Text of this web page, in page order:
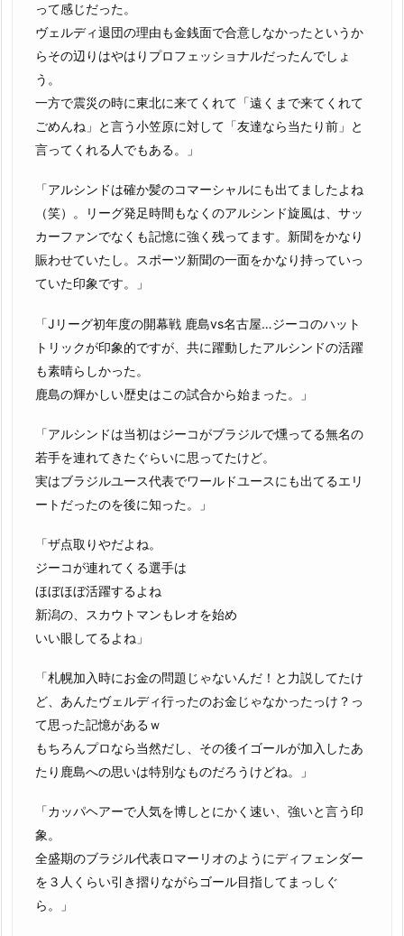
って感じだった。
ヴェルディ退団の理由も金銭面で合意しなかったというか
らその辺りはやはりプロフェッショナルだったんでしょ
う。
一方で震災の時に東北に来てくれて「遠くまで来てくれて
ごめんね」と言う小笠原に対して「友達なら当たり前」と
言ってくれる人でもある。」
「アルシンドは確か髪のコマーシャルにも出てましたよね
（笑）。リーグ発足時間もなくのアルシンド旋風は、サッ
カーファンでなくも記憶に強く残ってます。新聞をかなり
賑わせていたし。スポーツ新聞の一面をかなり持っていっ
ていた印象です。」
「Jリーグ初年度の開幕戦 鹿島vs名古屋…ジーコのハット
トリックが印象的ですが、共に躍動したアルシンドの活躍
も素晴らしかった。
鹿島の輝かしい歴史はこの試合から始まった。」
「アルシンドは当初はジーコがブラジルで燻ってる無名の
若手を連れてきたぐらいに思ってたけど。
実はブラジルユース代表でワールドユースにも出てるエリ
ートだったのを後に知った。」
「ザ点取りやだよね。
ジーコが連れてくる選手は
ほぼほぼ活躍するよね
新潟の、スカウトマンもレオを始め
いい眼してるよね」
「札幌加入時にお金の問題じゃないんだ！と力説してたけ
ど、あんたヴェルディ行ったのお金じゃなかったっけ？っ
て思った記憶があるｗ
もちろんプロなら当然だし、その後イゴールが加入したあ
たり鹿島への思いは特別なものだろうけどね。」
「カッパヘアーで人気を博しとにかく速い、強いと言う印
象。
全盛期のブラジル代表ロマーリオのようにディフェンダー
を３人くらい引き摺りながらゴール目指してまっしぐ
ら。」